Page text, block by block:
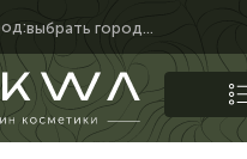
выбрать город...